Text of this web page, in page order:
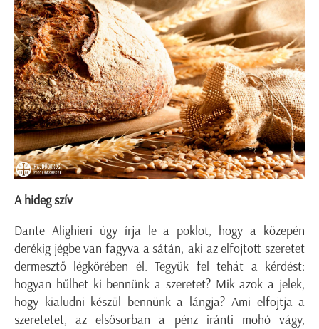
A hideg szív
Dante Alighieri úgy írja le a poklot, hogy a közepén
derékig jégbe van fagyva a sátán, aki az elfojtott szeretet
dermesztő légkörében él. Tegyük fel tehát a kérdést:
hogyan hűlhet ki bennünk a szeretet? Mik azok a jelek,
hogy kialudni készül bennünk a lángja? Ami elfojtja a
szeretetet, az elsősorban a pénz iránti mohó vágy,